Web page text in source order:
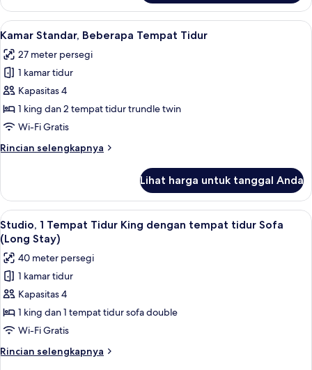
difabel
Kamar
Standar,
1
Tidur
King,
difabel
Lihat
semua
foto
untuk
Kamar
Standar,
Beberapa
Tidur
Kamar Standar, Beberapa Tempat
7
Kamar Standar, Beberapa Tempat Tidur
27 meter persegi
1 kamar tidur
Kapasitas 4
1 king dan 2 tempat tidur trundle twin
Wi-Fi Gratis
Rincian selengkapnya
Rincian
Kamar
Standar,
Beberapa
Tempat
Tidur
Lihat harga untuk tanggal Anda
Lihat
semua
foto
untuk
Studio,
1
Tempat
Tidur
King
dengan
Studio, 1 Tempat Tidur King
9
Studio, 1 Tempat Tidur King dengan tempat tidur Sofa
(Long Stay)
40 meter persegi
1 kamar tidur
Kapasitas 4
1 king dan 1 tempat tidur sofa double
Wi-Fi Gratis
Rincian selengkapnya
Rincian